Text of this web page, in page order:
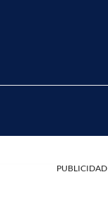
PUBLICIDAD